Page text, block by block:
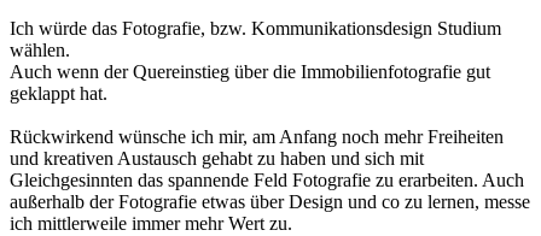
‍Ich würde das Fotografie, bzw. Kommunikationsdesign Studium
wählen.
Auch wenn der Quereinstieg über die Immobilienfotografie gut
geklappt hat.
Rückwirkend wünsche ich mir, am Anfang noch mehr Freiheiten
und kreativen Austausch gehabt zu haben und sich mit
Gleichgesinnten das spannende Feld Fotografie zu erarbeiten. Auch
außerhalb der Fotografie etwas über Design und co zu lernen, messe
ich mittlerweile immer mehr Wert zu.